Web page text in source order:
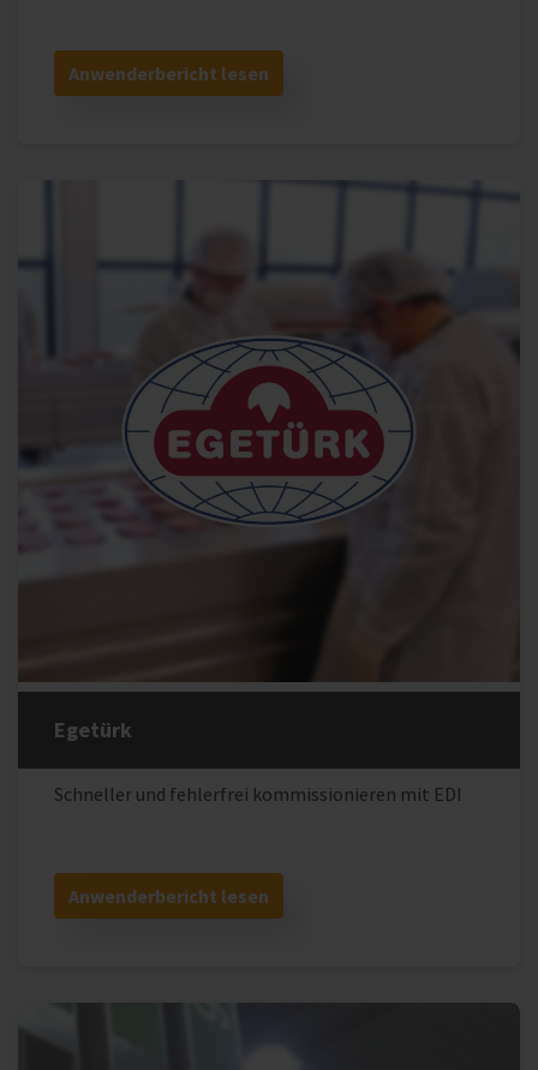
Anwenderbericht lesen
Egetürk
Schneller und fehlerfrei kommissionieren mit EDI
Anwenderbericht lesen